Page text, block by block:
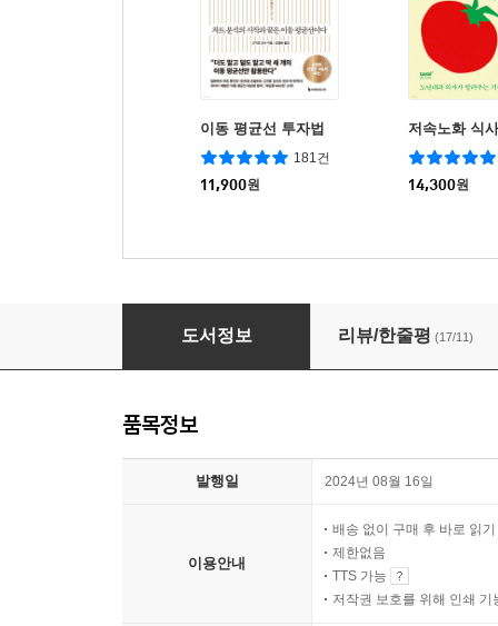
이동 평균선 투자법
181건
11,900원
저속노화 식
14,300원
세상 친절한 환율수업
도서정보 리뷰/한줄평 (17/11)
품목정보
발행일 2024년 08월 16일
이용안내
배송 없이 구매 후 바로 읽기
제한없음
TTS 가능
저작권 보호를 위해 인쇄 기